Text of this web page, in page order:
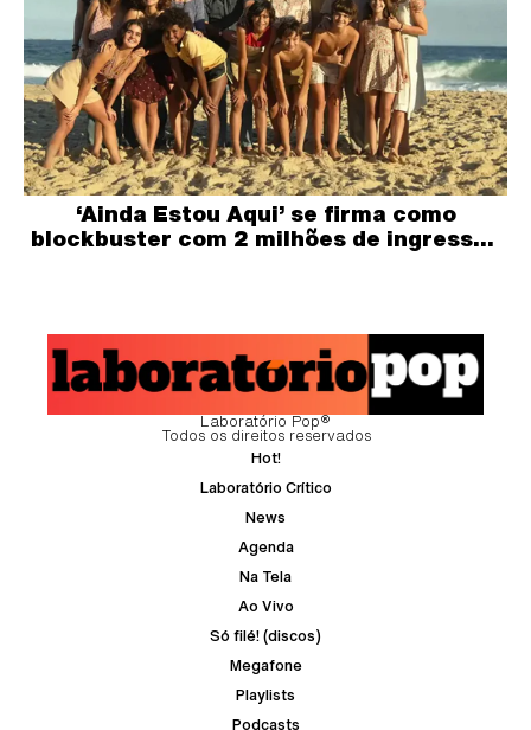
‘Ainda Estou Aqui’ se firma como
blockbuster com 2 milhões de ingressos
Laboratório Pop®
Todos os direitos reservados
Hot!
Laboratório Crítico
News
Agenda
Na Tela
Ao Vivo
Só filé! (discos)
Megafone
Playlists
Podcasts